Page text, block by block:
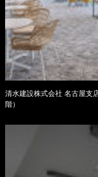
清水建設株式会社 名古屋支
階）